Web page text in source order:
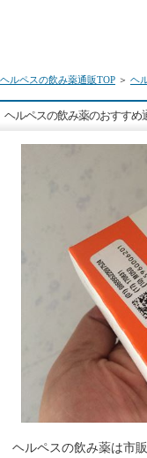
ヘルペスの飲み薬通販TOP ＞ ヘ
ヘルペスの飲み薬のおすすめ
ヘルペスの飲み薬は市